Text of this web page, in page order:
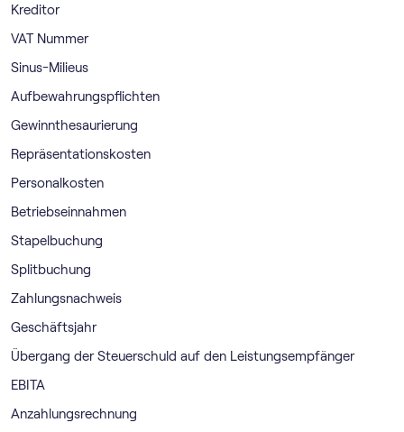
Kreditor
VAT Nummer
Sinus-Milieus
Aufbewahrungspflichten
Gewinnthesaurierung
Repräsentationskosten
Personalkosten
Betriebseinnahmen
Stapelbuchung
Splitbuchung
Zahlungsnachweis
Geschäftsjahr
Übergang der Steuerschuld auf den Leistungsempfänger
EBITA
Anzahlungsrechnung